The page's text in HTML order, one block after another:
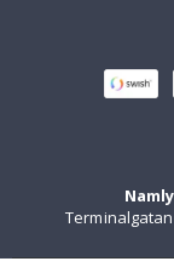
Terminalgatan